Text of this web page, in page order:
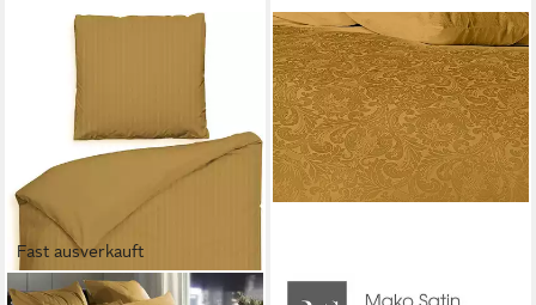
Fast ausverkauft
HECKETT AND LANE BETTWAESCHE-MIT-STIL